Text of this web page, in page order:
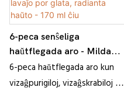
inspira memprizorgo.
6-peca senŝeliga
haŭtflegada aro - Milda
vizaĝpurigilo, vizaĝskrabaĵo
kaj korposkrabaĵo -
6-peca haŭtflegada aro kun
vizaĝpurigiloj, vizaĝskrabiloj kaj